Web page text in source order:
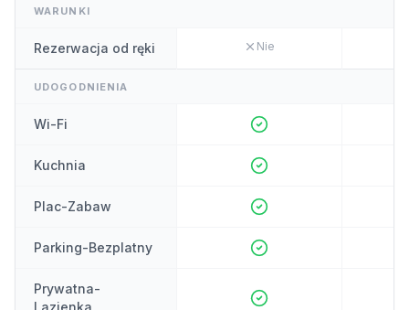
WARUNKI
Rezerwacja od ręki Nie
UDOGODNIENIA
Wi-Fi
Kuchnia
Plac-Zabaw
Parking-Bezplatny
Prywatna-
Lazienka